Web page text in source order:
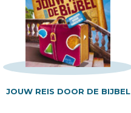
JOUW REIS DOOR DE BIJBEL